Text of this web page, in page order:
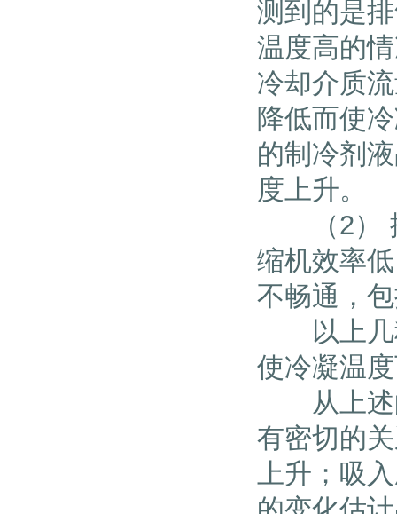
测到的是
温度高的
冷却介质
降低而使
的制冷剂
度上升。
（2） 排
缩机效率
不畅通，
以上几种
使冷凝温
从上述的
有密切的
上升；吸